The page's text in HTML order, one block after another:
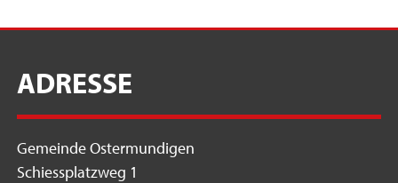
ADRESSE
Gemeinde Ostermundigen
Schiessplatzweg 1